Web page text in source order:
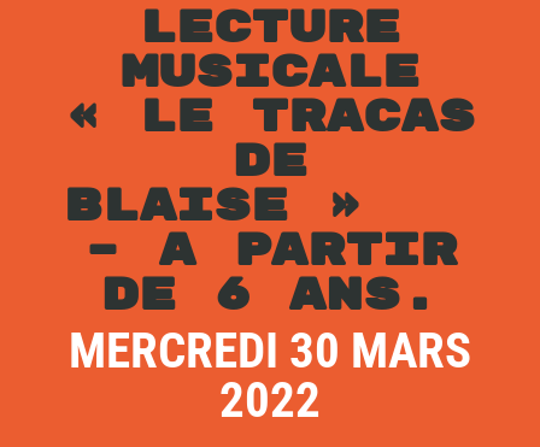
LECTURE
MUSICALE
« LE TRACAS
DE
BLAISE »
– A PARTIR
DE 6 ANS.
MERCREDI 30 MARS
2022